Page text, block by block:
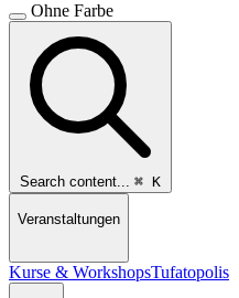
Ohne Farbe
Search content... ⌘ K
Veranstaltungen
Kurse & WorkshopsTufatopolis